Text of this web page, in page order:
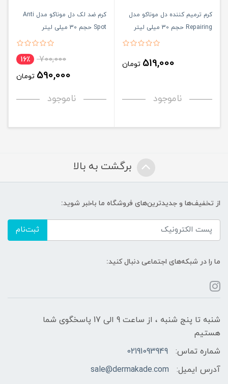
کرم ترمیم کننده دل موناکو مدل
Repairing حجم 30 میلی لیتر
519,000 تومان
ناموجود
کرم ضد لک دل موناکو مدل Anti
Spot حجم 30 میلی لیتر
700,000 16٪
590,000 تومان
ناموجود
برگشت به بالا
از تخفیف‌ها و جدیدترین‌های فروشگاه ما باخبر شوید:
ثبت‌نام
ما را در شبکه‌های اجتماعی دنبال کنید:
شنبه تا پنج شنبه ، از ساعت 9 الی 17 پاسخگوی شما
هستیم
شماره تماس:
02191093949
آدرس ایمیل:
sale@dermakade.com